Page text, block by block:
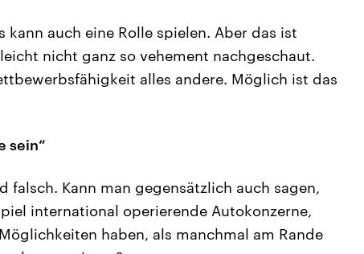
kann auch eine Rolle spielen. Aber das ist
nicht ganz so vehement nachgeschaut.
alles andere. Möglich ist das
sein“
falsch. Kann man gegensätzlich auch sagen,
international operierende Autokonzerne,
haben, als manchmal am Rande